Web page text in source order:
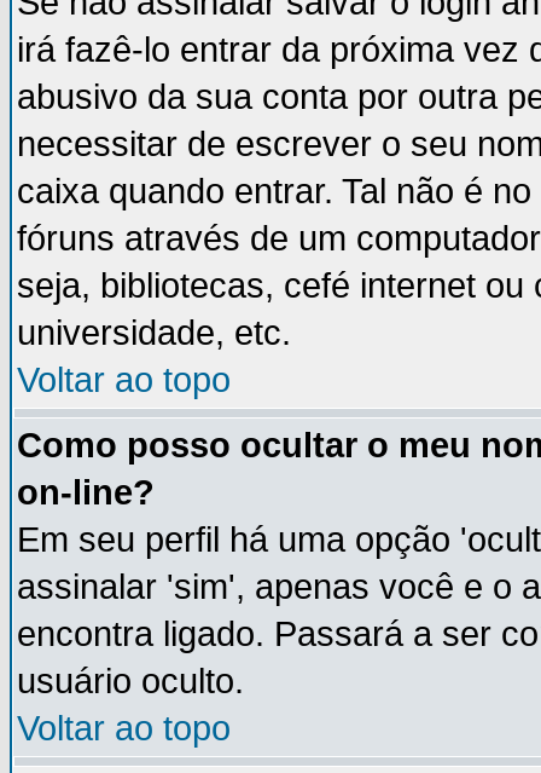
irá fazê-lo entrar da próxima vez
abusivo da sua conta por outra
necessitar de escrever o seu
caixa quando entrar. Tal não é
fóruns através de um
seja, bibliotecas, cefé internet
universidade, etc.
Voltar ao topo
Como posso ocultar o meu
on-line?
Em seu perfil há uma opção
assinalar 'sim', apenas você e o
encontra ligado. Passará a ser
usuário oculto.
Voltar ao topo